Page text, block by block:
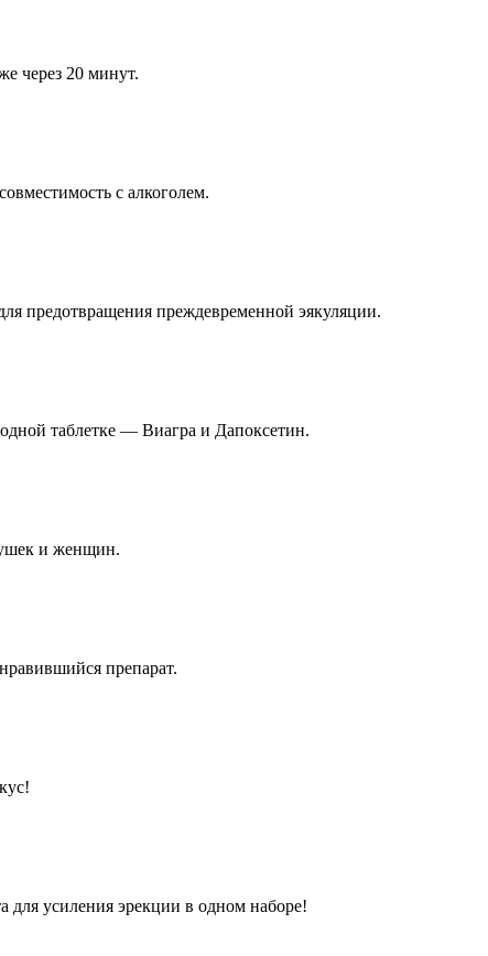
через 20 минут.
с алкоголем.
предотвращения преждевременной эякуляции.
таблетке — Виагра и Дапоксетин.
и женщин.
препарат.
для усиления эрекции в одном наборе!